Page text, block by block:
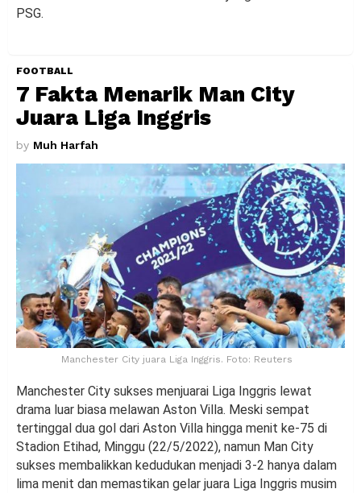
PSG.
FOOTBALL
7 Fakta Menarik Man City
Juara Liga Inggris
by Muh Harfah
Manchester City juara Liga Inggris. Foto: Reuters
Manchester City sukses menjuarai Liga Inggris lewat
drama luar biasa melawan Aston Villa. Meski sempat
tertinggal dua gol dari Aston Villa hingga menit ke-75 di
Stadion Etihad, Minggu (22/5/2022), namun Man City
sukses membalikkan kedudukan menjadi 3-2 hanya dalam
lima menit dan memastikan gelar juara Liga Inggris musim